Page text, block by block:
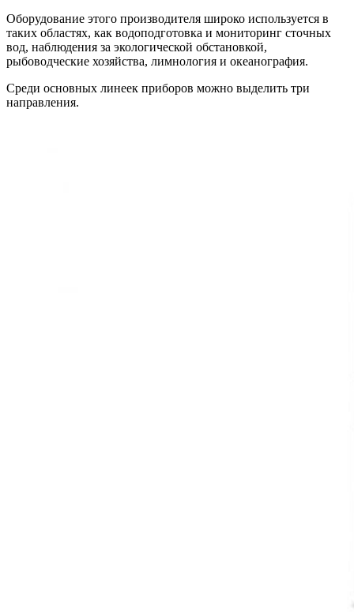
Оборудование этого производителя широко используется в
таких областях, как водоподготовка и мониторинг сточных
вод, наблюдения за экологической обстановкой,
рыбоводческие хозяйства, лимнология и океанография.
Среди основных линеек приборов можно выделить три
направления.